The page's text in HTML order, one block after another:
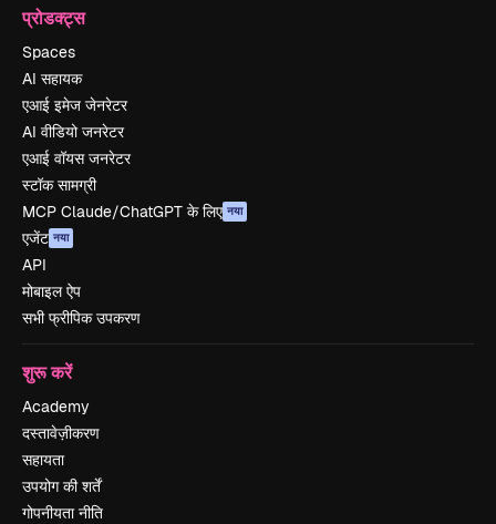
प्रोडक्ट्स
Spaces
AI सहायक
एआई इमेज जेनरेटर
AI वीडियो जनरेटर
एआई वॉयस जनरेटर
स्टॉक सामग्री
MCP Claude/ChatGPT के लिए नया
एजेंट नया
API
मोबाइल ऐप
सभी फ्रीपिक उपकरण
शुरू करें
Academy
दस्तावेज़ीकरण
सहायता
उपयोग की शर्तें
गोपनीयता नीति